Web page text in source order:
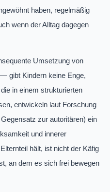
haben, regelmäßig
wenn der Alltag dagegen
Umsetzung von
gibt Kindern keine Enge,
in einem strukturierten
entwickeln laut Forschung
zur autoritären) ein
und innerer
hält, ist nicht der Käfig
an dem es sich frei bewegen